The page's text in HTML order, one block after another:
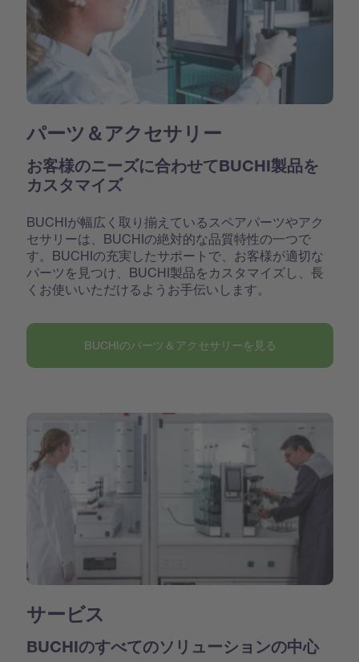
パーツ＆アクセサリー
お客様のニーズに合わせてBUCHI製品を
カスタマイズ
BUCHIが幅広く取り揃えているスペアパーツやアク
セサリーは、BUCHIの絶対的な品質特性の一つで
す。BUCHIの充実したサポートで、お客様が適切な
パーツを見つけ、BUCHI製品をカスタマイズし、長
くお使いいただけるようお手伝いします。
BUCHIのパーツ＆アクセサリーを見る
サービス
BUCHIのすべてのソリューションの中心